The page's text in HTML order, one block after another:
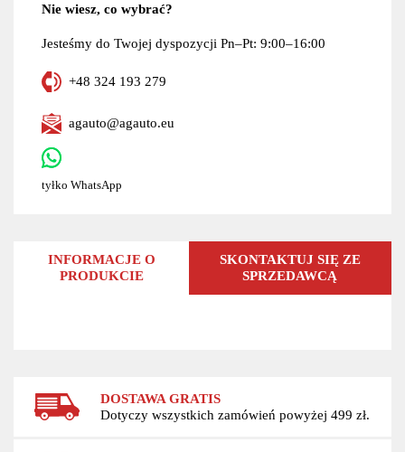
Nie wiesz, co wybrać?
Jesteśmy do Twojej dyspozycji Pn–Pt: 9:00–16:00
+48 324 193 279
agauto@agauto.eu
tyłko WhatsApp
INFORMACJE O
PRODUKCIE
SKONTAKTUJ SIĘ ZE
SPRZEDAWCĄ
DOSTAWA GRATIS
Dotyczy wszystkich zamówień powyżej 499 zł.